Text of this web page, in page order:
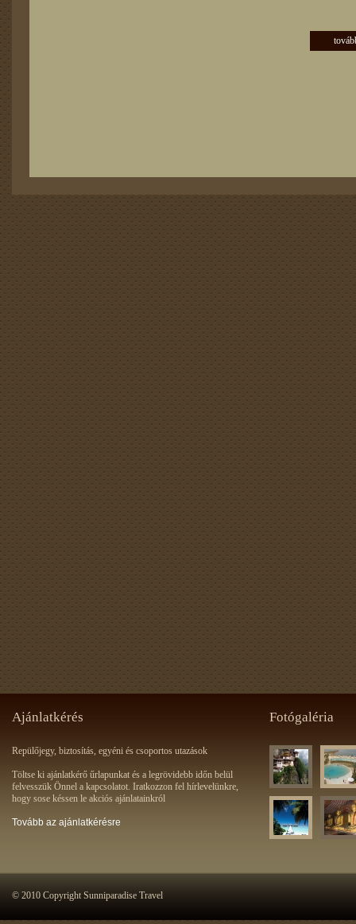
Ajánlatkérés Fotógaléria
Repülőjegy, biztosítás, egyéni és csoportos utazások
Töltse ki ajánlatkérő űrlapunkat és a legrövidebb időn belül
felvesszük Önnel a kapcsolatot. Iratkozzon fel hírlevelünkre,
hogy sose késsen le akciós ajánlatainkról
Tovább az ajánlatkérésre
© 2010 Copyright Sunniparadise Travel